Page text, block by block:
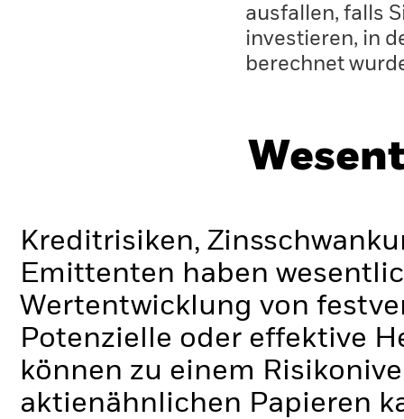
ausfallen, falls
investieren, in
berechnet
Kreditrisiken,
Emittenten haben
Wertentwicklung von
Potenzielle oder effektive
können zu einem
aktienähnlichen Papieren